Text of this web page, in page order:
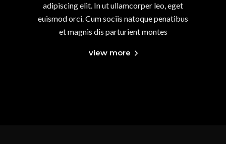
adipiscing elit. In ut ullamcorper leo, eget
euismod orci. Cum sociis natoque penatibus
et magnis dis parturient montes
view more